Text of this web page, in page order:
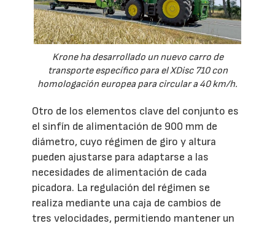
Krone ha desarrollado un nuevo carro de
transporte específico para el XDisc 710 con
homologación europea para circular a 40 km/h.
Otro de los elementos clave del conjunto es
el sinfín de alimentación de 900 mm de
diámetro, cuyo régimen de giro y altura
pueden ajustarse para adaptarse a las
necesidades de alimentación de cada
picadora. La regulación del régimen se
realiza mediante una caja de cambios de
tres velocidades, permitiendo mantener un